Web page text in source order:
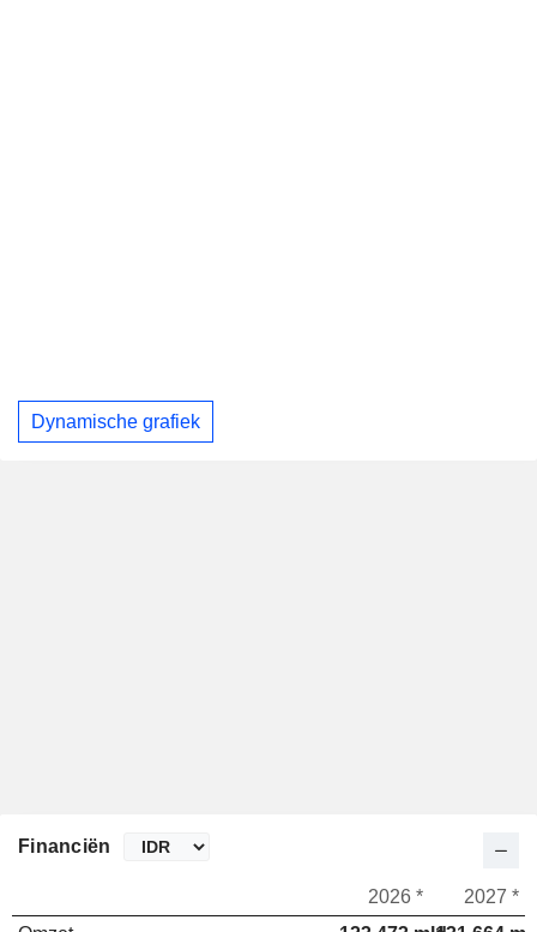
Dynamische grafiek
Financiën
2026 *
2027 *